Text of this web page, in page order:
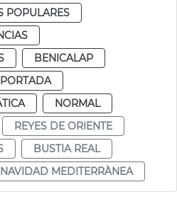
POPULARES
BENICALAP
NORMAL
REYES DE ORIENTE
BUSTIA REAL
NAVIDAD MEDITERRÀNEA